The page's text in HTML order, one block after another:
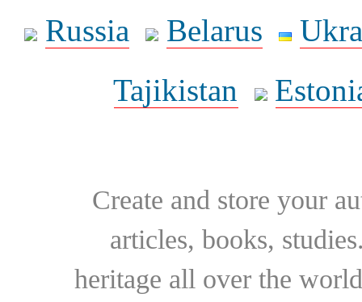
Russia
Belarus
Tajikistan
Create and store your
articles, books,
heritage all over the